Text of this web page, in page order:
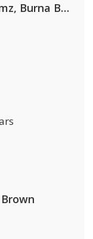
Coldplay ft. Little Simz, Burna Boy, Elyanna & Tini